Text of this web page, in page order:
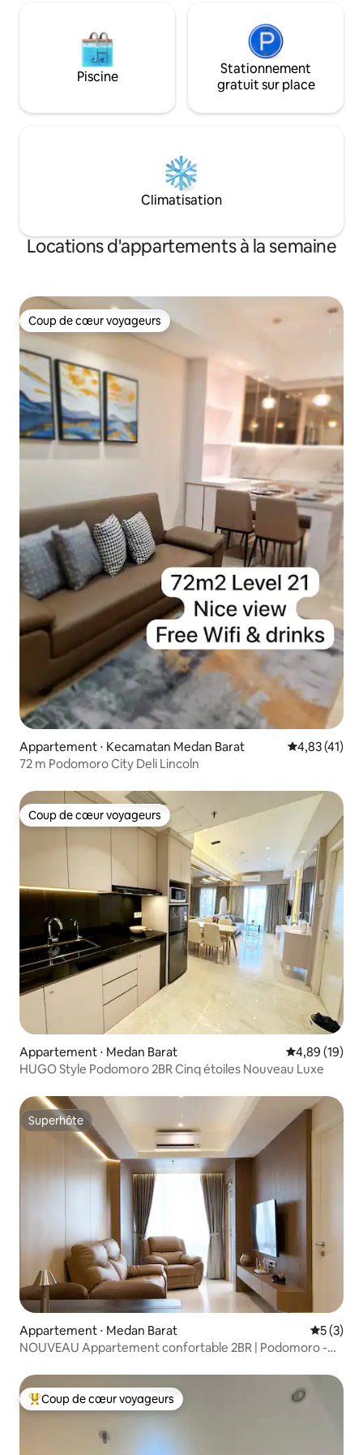
Piscine
Stationnement
gratuit sur place
Climatisation
Locations d'appartements à la semaine
Coup de cœur voyageurs
Coup de cœur voyageurs
Appartement ⋅ Kecamatan Medan Barat Évaluation
4,83 (41)
72 m Podomoro City Deli Lincoln
Coup de cœur voyageurs
Coup de cœur voyageurs
Appartement ⋅ Medan Barat Évaluation
4,89 (19)
HUGO Style Podomoro 2BR Cinq étoiles Nouveau Luxe
Superhôte
Superhôte
Appartement ⋅ Medan Barat
5 (3)
NOUVEAU Appartement confortable 2BR | Podomoro -
Coups de cœur voyageurs les plus appréciés
Coup de cœur voyageurs